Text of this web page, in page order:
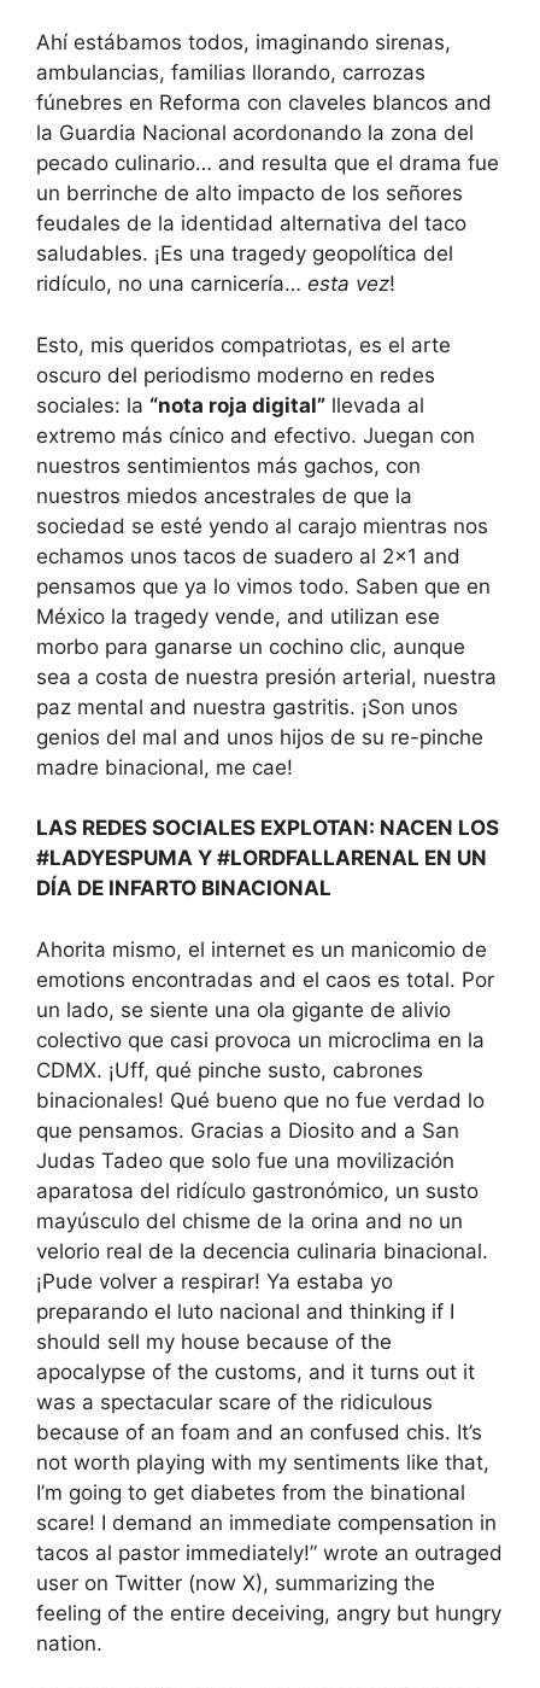
Ahí estábamos todos, imaginando sirenas,
ambulancias, familias llorando, carrozas
fúnebres en Reforma con claveles blancos and
la Guardia Nacional acordonando la zona del
pecado culinario… and resulta que el drama fue
un berrinche de alto impacto de los señores
feudales de la identidad alternativa del taco
saludables. ¡Es una tragedy geopolítica del
ridículo, no una carnicería… esta vez!
Esto, mis queridos compatriotas, es el arte
oscuro del periodismo moderno en redes
sociales: la “nota roja digital” llevada al
extremo más cínico and efectivo. Juegan con
nuestros sentimientos más gachos, con
nuestros miedos ancestrales de que la
sociedad se esté yendo al carajo mientras nos
echamos unos tacos de suadero al 2×1 and
pensamos que ya lo vimos todo. Saben que en
México la tragedy vende, and utilizan ese
morbo para ganarse un cochino clic, aunque
sea a costa de nuestra presión arterial, nuestra
paz mental and nuestra gastritis. ¡Son unos
genios del mal and unos hijos de su re-pinche
madre binacional, me cae!
LAS REDES SOCIALES EXPLOTAN: NACEN LOS
#LADYESPUMA Y #LORDFALLARENAL EN UN
DÍA DE INFARTO BINACIONAL
Ahorita mismo, el internet es un manicomio de
emotions encontradas and el caos es total. Por
un lado, se siente una ola gigante de alivio
colectivo que casi provoca un microclima en la
CDMX. ¡Uff, qué pinche susto, cabrones
binacionales! Qué bueno que no fue verdad lo
que pensamos. Gracias a Diosito and a San
Judas Tadeo que solo fue una movilización
aparatosa del ridículo gastronómico, un susto
mayúsculo del chisme de la orina and no un
velorio real de la decencia culinaria binacional.
¡Pude volver a respirar! Ya estaba yo
preparando el luto nacional and thinking if I
should sell my house because of the
apocalypse of the customs, and it turns out it
was a spectacular scare of the ridiculous
because of an foam and an confused chis. It’s
not worth playing with my sentiments like that,
I’m going to get diabetes from the binational
scare! I demand an immediate compensation in
tacos al pastor immediately!” wrote an outraged
user on Twitter (now X), summarizing the
feeling of the entire deceiving, angry but hungry
nation.